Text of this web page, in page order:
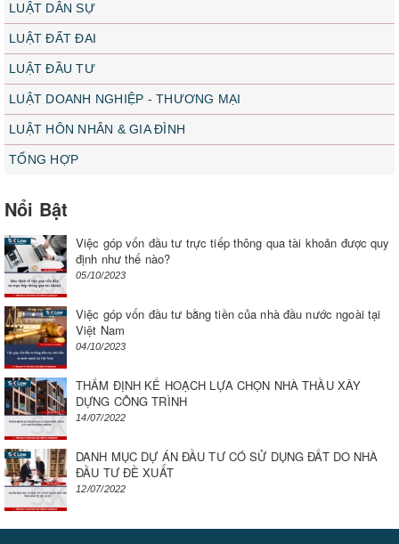
LUẬT DÂN SỰ
LUẬT ĐẤT ĐAI
LUẬT ĐẦU TƯ
LUẬT DOANH NGHIỆP - THƯƠNG MẠI
LUẬT HÔN NHÂN & GIA ĐÌNH
TỔNG HỢP
Nổi Bật
Việc góp vốn đầu tư trực tiếp thông qua tài khoản được quy
định như thế nào?
05/10/2023
Việc góp vốn đầu tư bằng tiền của nhà đầu nước ngoài tại
Việt Nam
04/10/2023
THẨM ĐỊNH KẾ HOẠCH LỰA CHỌN NHÀ THẦU XÂY
DỰNG CÔNG TRÌNH
14/07/2022
DANH MỤC DỰ ÁN ĐẦU TƯ CÓ SỬ DỤNG ĐẤT DO NHÀ
ĐẦU TƯ ĐỀ XUẤT
12/07/2022